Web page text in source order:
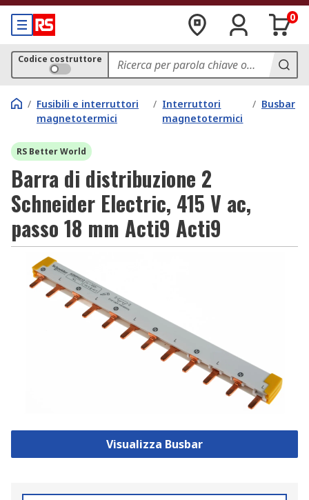
0
Codice costruttore
/ Fusibili e interruttori
magnetotermici
/ Interruttori
magnetotermici
/ Busbar
RS Better World
Barra di distribuzione 2
Schneider Electric, 415 V ac,
passo 18 mm Acti9 Acti9
Visualizza Busbar